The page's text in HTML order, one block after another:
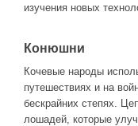
изучения новых
Конюшни
Кочевые народы
путешествиях и на
бескрайних степях.
лошадей, которые